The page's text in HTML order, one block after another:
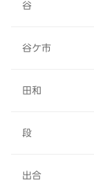
谷
谷ケ市
田和
段
出合